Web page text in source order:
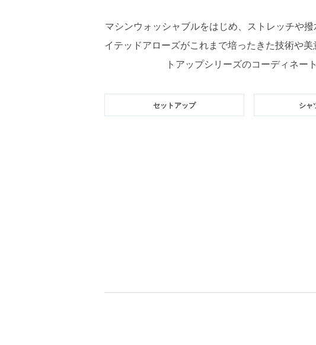
マシンウォッシャブルをはじめ、ストレッチや
イテッドアローズがこれまで培ったきた技術や
トアップシリーズのコーディネー
セットアップ シャ